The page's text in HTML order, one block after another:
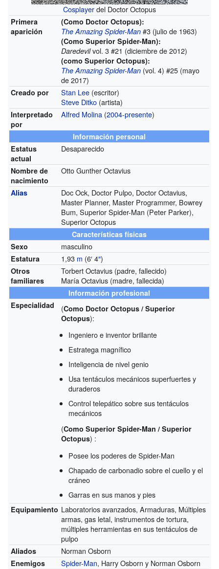
Cosplayerdel Doctor Octopus
Primera
aparición
(Como Doctor Octopus):
The Amazing Spider-Man #3 (julio de 1963)
(Como Superior Spider-Man):
Daredevilvol. 3 #21 (diciembre de 2012)
(como Superior Octopus):
The Amazing Spider-Man (vol. 4) #25 (mayo
de 2017)
Creado por Stan Lee (escritor)
Steve Ditko (artista)
Interpretado
por
Alfred Molina (2004-presente)
Información personal
Estatus
actual
Desaparecido
Nombre de
nacimiento
Otto Gunther Octavius
Alias
Doc Ock, Doctor Pulpo, Doctor Octavius,
Master Planner, Master Programmer, Bowrey
Bum, Superior Spider-Man (Peter Parker),
Superior Octopus
Características físicas
Sexo
masculino
Estatura 1,93 m (6′4″)
Otros
familiares
Torbert Octavius (padre, fallecido)
María Octavius (madre, fallecida)
Información profesional
Especialidad
(Como Doctor Octopus / Superior
Octopus):
Ingeniero e inventor brillante
Estratega magnífico
Inteligencia de nivel genio
Usa tentáculos mecánicos superfuertes y
duraderos
Control telepático sobre sus tentáculos
mecánicos
(Como Superior Spider-Man / Superior
Octopus) :
Posee los poderes de Spider-Man
Chapado de carbonadio sobre el cuello y el
cráneo
Garras en sus manos y pies
Equipamiento Laboratorios avanzados, Armaduras, Múltiples
armas, gas letal, instrumentos de tortura,
múltiples herramientas en sus tentáculos de
pulpo
Aliados Norman Osborn
Enemigos Spider-Man, Harry Osborn y Norman Osborn